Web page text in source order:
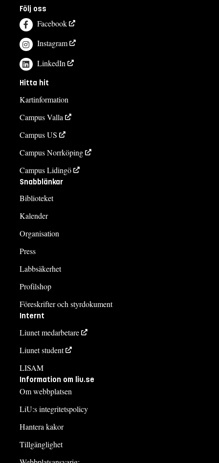
Följ oss
Facebook
Instagram
LinkedIn
Hitta hit
Kartinformation
Campus Valla
Campus US
Campus Norrköping
Campus Lidingö
Snabblänkar
Biblioteket
Kalender
Organisation
Press
Labbsäkerhet
Profilshop
Föreskrifter och styrdokument
Internt
Liunet medarbetare
Liunet student
LISAM
Information om liu.se
Om webbplatsen
LiU:s integritetspolicy
Hantera kakor
Tillgänglighet